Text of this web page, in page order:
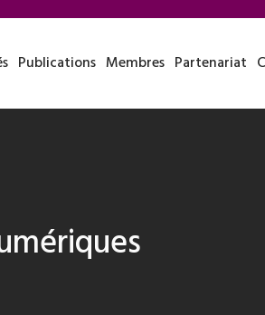
Publications Membres Partenariat